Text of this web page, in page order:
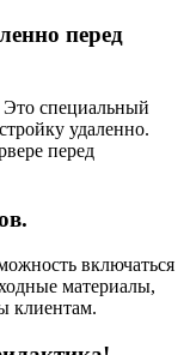
перед
специальный
удаленно.
перед
включаться
материалы,
клиентам.